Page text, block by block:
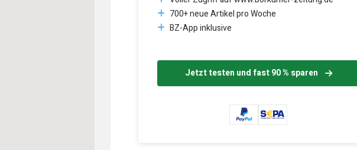
700+ neue Artikel pro Woche
BZ-App inklusive
Jetzt testen und fast 90 % sparen